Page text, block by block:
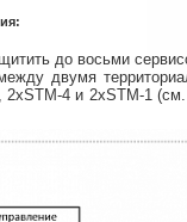
до восьми
двумя
4 и 2xSTM-1